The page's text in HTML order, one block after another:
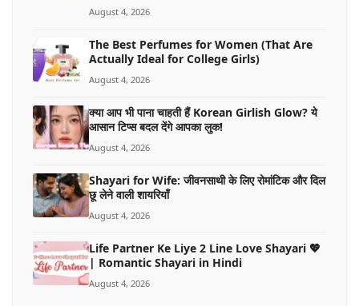
August 4, 2026
The Best Perfumes for Women (That Are
Actually Ideal for College Girls)
August 4, 2026
क्या आप भी पाना चाहती हैं Korean Girlish Glow? ये
आसान टिप्स बदल देंगे आपका लुक!
August 4, 2026
Shayari for Wife: जीवनसाथी के लिए रोमांटिक और दिल
छू लेने वाली शायरियाँ
August 4, 2026
Life Partner Ke Liye 2 Line Love Shayari 💖
| Romantic Shayari in Hindi
August 4, 2026